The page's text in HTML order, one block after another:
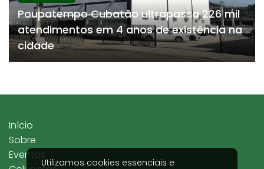
Poupatempo Cubatão ultrapassa 226 mil
atendimentos em 4 anos de existência na
cidade
Utilizamos cookies essenciais e
Início
Sobre
Eventos